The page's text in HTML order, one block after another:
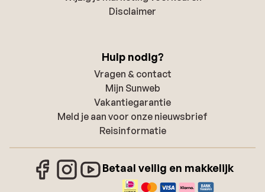
Disclaimer
Hulp nodig?
Vragen & contact
Mijn Sunweb
Vakantiegarantie
Meld je aan voor onze nieuwsbrief
Reisinformatie
Betaal veilig en makkelijk